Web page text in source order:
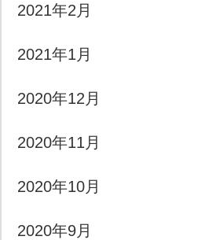
2021年2月
2021年1月
2020年12月
2020年11月
2020年10月
2020年9月